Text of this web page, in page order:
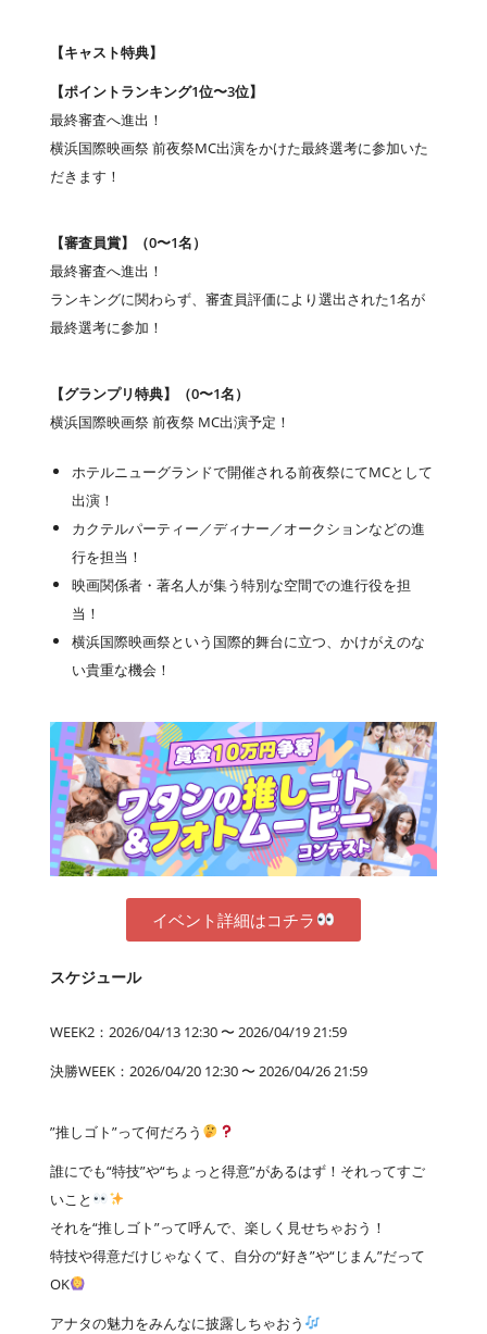
【キャスト特典】
【ポイントランキング1位〜3位】
最終審査へ進出！
横浜国際映画祭 前夜祭MC出演をかけた最終選考に参加いた
だきます！
【審査員賞】（0〜1名）
最終審査へ進出！
ランキングに関わらず、審査員評価により選出された1名が
最終選考に参加！
【グランプリ特典】（0〜1名）
横浜国際映画祭 前夜祭 MC出演予定！
ホテルニューグランドで開催される前夜祭にてMCとして
出演！
カクテルパーティー／ディナー／オークションなどの進
行を担当！
映画関係者・著名人が集う特別な空間での進行役を担
当！
横浜国際映画祭という国際的舞台に立つ、かけがえのな
い貴重な機会！
イベント詳細はコチラ
スケジュール
WEEK2：2026/04/13 12:30 〜 2026/04/19 21:59
決勝WEEK：2026/04/20 12:30 〜 2026/04/26 21:59
”推しゴト”って何だろう
誰にでも“特技”や“ちょっと得意”があるはず！それってすご
いこと
それを“推しゴト”って呼んで、楽しく見せちゃおう！
特技や得意だけじゃなくて、自分の“好き”や“じまん”だって
OK
アナタの魅力をみんなに披露しちゃおう